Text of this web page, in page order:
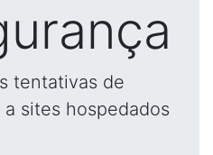
tentativas de
sites hospedados